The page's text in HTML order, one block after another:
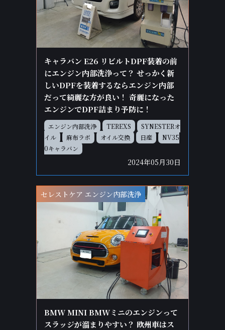
キャラバン E26 リビルトDPF装着の前
にエンジン内部洗浄って？ せっかく新
しいDPFを装着するならエンジン内部
だって綺麗な方が良い！ 奇麗になった
エンジンでDPF詰まり予防に！
エンジン内部洗浄 TEREXS
SYNESTERオ
イル
麻布ラボ オイル交換 日産
NV35
0キャラバン
2024年05月30日
セレストケア エンジン内部洗浄
BMW MINI BMWミニのエンジンって
スラッジが溜まりやすい？ 欧州車はス